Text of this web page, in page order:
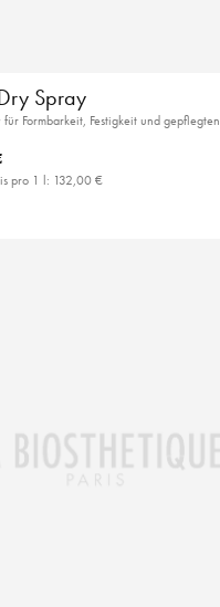
Spray
für Formbarkeit, Festigkeit und gepflegten
pro 1 l: 132,00 €